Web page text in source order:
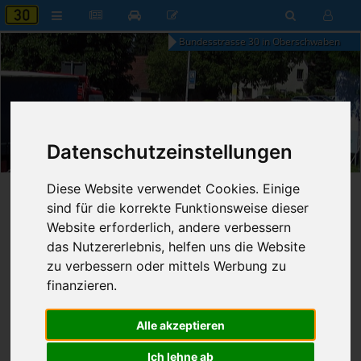
Datenschutzeinstellungen
Diese Website verwendet Cookies. Einige
sind für die korrekte Funktionsweise dieser
Website erforderlich, andere verbessern
das Nutzererlebnis, helfen uns die Website
zu verbessern oder mittels Werbung zu
finanzieren.
Alle akzeptieren
Ich lehne ab
Bundesstrasse 30 in Oberschwaben
Freitag, 7. August 2026
Startseite»B30 aktuell »Nachrichten
Nachrichten
Erweiterte Suche
Ergebnisse zur Suche nach